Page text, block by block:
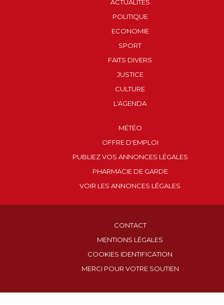
ACTUALITÉS
POLITIQUE
ECONOMIE
SPORT
FAITS DIVERS
JUSTICE
CULTURE
L'AGENDA
MÉTÉO
OFFRE D'EMPLOI
PUBLIEZ VOS ANNONCES LÉGALES
PHARMACIE DE GARDE
VOIR LES ANNONCES LÉGALES
CONTACT
MENTIONS LÉGALES
COOKIES IDENTIFICATION
MERCI POUR VOTRE SOUTIEN